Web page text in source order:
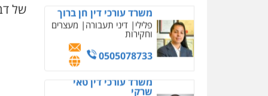
פלילי אסירים תעבורה
מרב"ד
עו"ד אילן אלימלך
פלילי
של